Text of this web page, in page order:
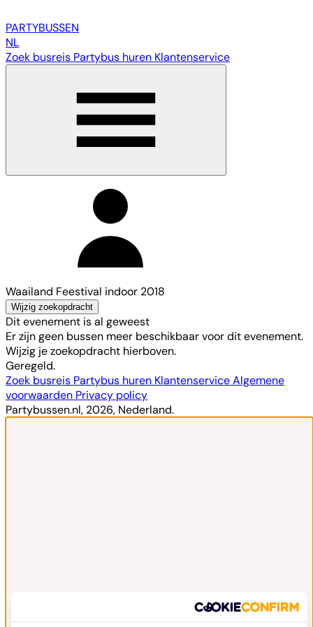
PARTYBUSSEN
NL
Zoek busreis Partybus huren Klantenservice
Waailand Feestival indoor 2018
Wijzig zoekopdracht
Dit evenement is al geweest
Er zijn geen bussen meer beschikbaar voor dit evenement.
Wijzig je zoekopdracht hierboven.
Geregeld.
Zoek busreis Partybus huren KlantenserviceAlgemene
voorwaarden Privacy policy
Partybussen.nl, 2026, Nederland.